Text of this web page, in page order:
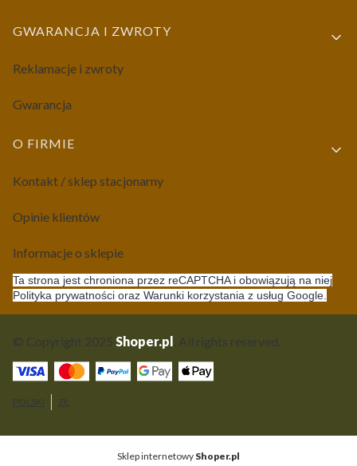
GWARANCJA I ZWROTY
Reklamacje i zwroty
Gwarancja
O FIRMIE
Kontakt / sklep stacjonarny
Opinie klientów
Informacje o sklepie
Ta strona jest chroniona przez reCAPTCHA i obowiązują na niej
Polityka prywatności oraz Warunki korzystania z usług Google.
Shoper.pl
Sklep internetowy Shoper.pl